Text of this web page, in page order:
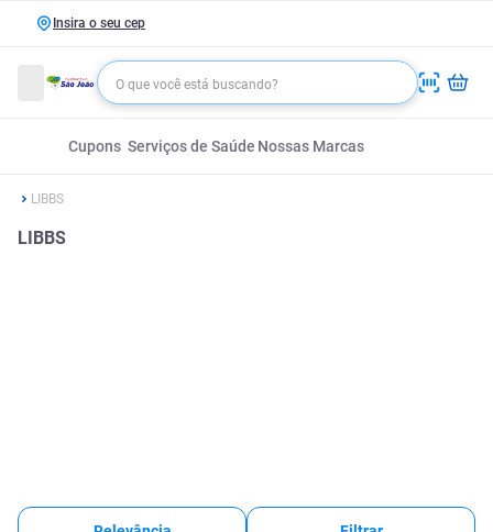
Insira o seu cep
Cupons Serviços de Saúde Nossas Marcas
LIBBS
LIBBS